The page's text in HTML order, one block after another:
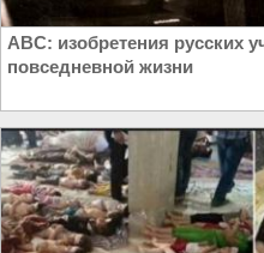
ABC: изобретения русских
повседневной жизни